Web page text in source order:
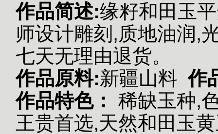
作品简述:缘籽和田玉
师设计雕刻,质地油润,
七天无理由退货。
作品原料:新疆山料 作
作品特色：
稀缺玉种,
王贵首选,天然和田玉